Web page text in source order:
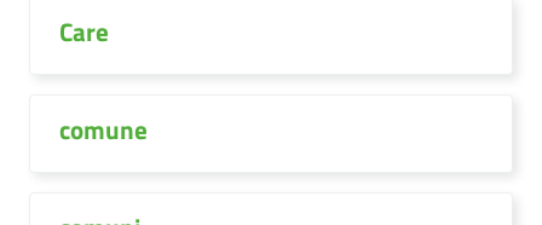
Care
comune